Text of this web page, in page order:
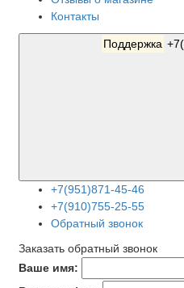
Контакты
Поддержка
+7(951)871-45-46
+7(910)755-25-55
Обратный звонок
Заказать обратный звонок
Ваше имя: